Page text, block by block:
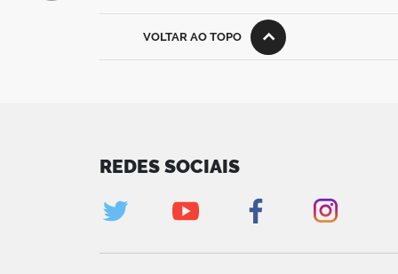
VOLTAR AO TOPO
REDES SOCIAIS